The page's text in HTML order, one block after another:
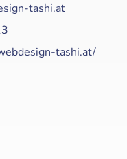
tashi.at
tashi.at/